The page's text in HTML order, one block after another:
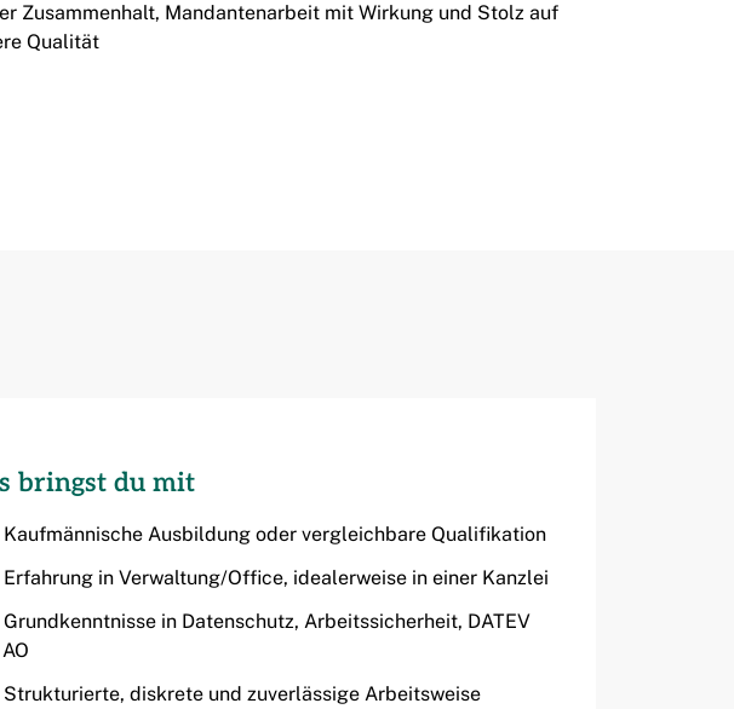
Zusammenhalt, Mandantenarbeit mit Wirkung und Stolz auf
Qualität
bringst du mit
Kaufmännische Ausbildung oder vergleichbare Qualifikation
Erfahrung in Verwaltung/Office, idealerweise in einer Kanzlei
Grundkenntnisse in Datenschutz, Arbeitssicherheit, DATEV
Strukturierte, diskrete und zuverlässige Arbeitsweise